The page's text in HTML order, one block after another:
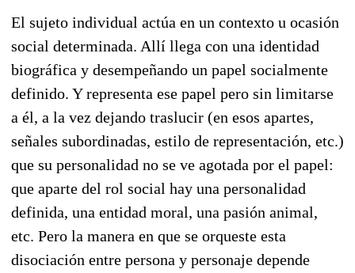
El sujeto individual actúa en un contexto u ocasión
social determinada. Allí llega con una identidad
biográfica y desempeñando un papel socialmente
definido. Y representa ese papel pero sin limitarse
a él, a la vez dejando traslucir (en esos apartes,
señales subordinadas, estilo de representación, etc.)
que su personalidad no se ve agotada por el papel:
que aparte del rol social hay una personalidad
definida, una entidad moral, una pasión animal,
etc. Pero la manera en que se orqueste esta
disociación entre persona y personaje depende